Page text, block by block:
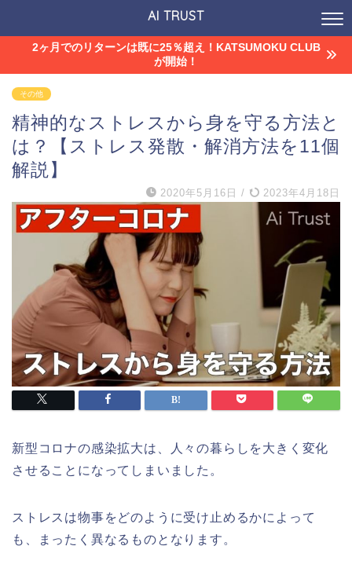
AI TRUST
2ヶ月でのリターンは既に25％超え！KATSUMOKU CLUB
が開始！
その他
精神的なストレスから身を守る方法と
は？【ストレス発散・解消方法を11個
解説】
2020年5月16日 / 2023年4月18日
新型コロナの感染拡大は、人々の暮らしを大きく変化
させることになってしまいました。
ストレスは物事をどのように受け止めるかによって
も、まったく異なるものとなります。